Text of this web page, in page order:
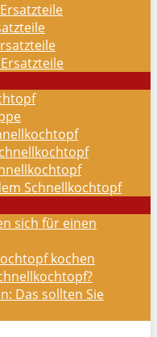
Schnellkochtopf
sich für einen
kochen
Das sollten Sie